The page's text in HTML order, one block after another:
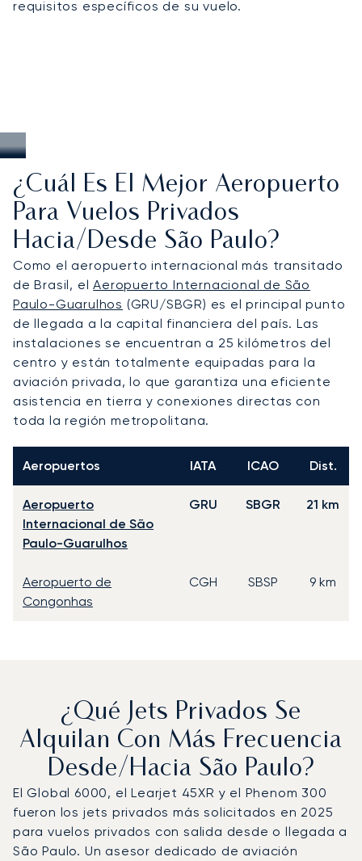
Semana de la Moda de São Paulo o el Gran Premio
requisitos específicos de su vuelo.
¿Cuál Es El Mejor Aeropuerto
Para Vuelos Privados
Hacia/desde São Paulo?
Como el aeropuerto internacional más transitado
de Brasil, elAeropuerto Internacional de São
Paulo-Guarulhos (GRU/SBGR) es el principal punto
de llegada a la capital financiera del país. Las
instalaciones se encuentran a 25 kilómetros del
centro y están totalmente equipadas para la
aviación privada, lo que garantiza una eficiente
asistencia en tierra y conexiones directas con
toda la región metropolitana.
Aeropuertos IATA ICAO Dist.
Aeropuerto
Internacional de São
Paulo-Guarulhos
GRU SBGR 21 km
Aeropuerto de
Congonhas
CGH SBSP 9 km
¿Qué Jets Privados Se
Alquilan Con Más Frecuencia
Desde/hacia São Paulo?
El Global 6000, el Learjet 45XR y el Phenom 300
fueron los jets privados más solicitados en 2025
para vuelos privados con salida desde o llegada a
São Paulo. Un asesor dedicado de aviación